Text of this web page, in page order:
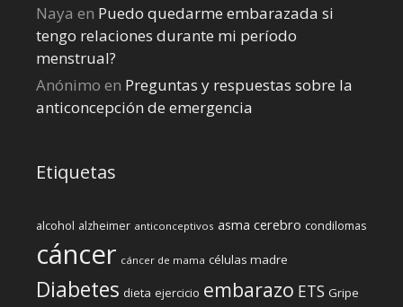
Naya en Puedo quedarme embarazada si
tengo relaciones durante mi perí­odo
menstrual?
Anónimo en Preguntas y respuestas sobre la
anticoncepción de emergencia
Etiquetas
alcohol alzheimer anticonceptivos asma cerebro condilomas
cáncer cáncer de mama células madre
Diabetes dieta ejercicio embarazo ETS Gripe